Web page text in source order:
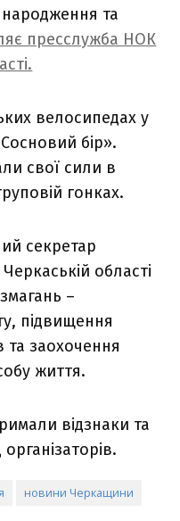
та
пресслужба НОК
велосипедах у
бір».
свої сили в
гонках.
секретар
області
–
підвищення
та заохочення
життя.
відзнаки та
новини Черкащини